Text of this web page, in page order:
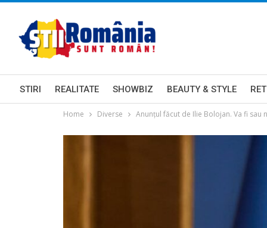
STIRI REALITATE SHOWBIZ BEAUTY & STYLE
Home Diverse Anunțul făcut de Ilie Bolojan. Va fi